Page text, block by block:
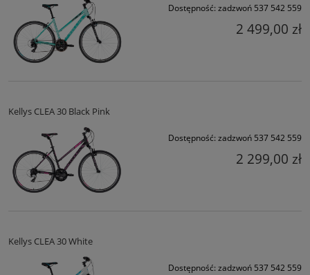
Dostępność: zadzwoń 537 542 559
2 499,00 zł
Kellys CLEA 30 Black Pink
Dostępność: zadzwoń 537 542 559
2 299,00 zł
Kellys CLEA 30 White
Dostępność: zadzwoń 537 542 559